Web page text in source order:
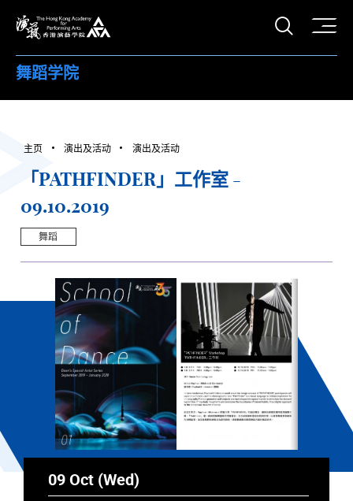
打开
舞蹈学院
主页 演出及活动 演出及活动
「PATHFINDER」工作室 -
09.10.2019
舞蹈
09 Oct (Wed)